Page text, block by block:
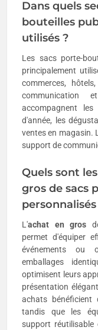
Dans quels
bouteilles
utilisés ?
Les sacs porte-
principalement
commerces,
communication
accompagnent
d'année, les
ventes en magasin.
support de
Quels sont
gros de sacs
personnalisés
L'achat en gros
permet d'équiper
événements ou
emballages
optimisent leurs
présentation
achats bénéficient
tandis que les
support réutilisable